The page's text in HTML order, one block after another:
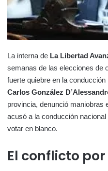
La interna de La Libertad
semanas de las elecciones de
fuerte quiebre en la
Carlos González
provincia, denunció maniobras
acusó a la conducción
votar en blanco.
El conflicto